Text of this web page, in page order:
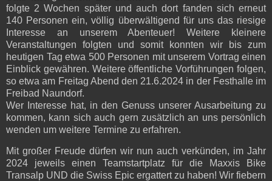
folgte 2 Wochen später und auch dort fanden sich erneut
140 Personen ein, völlig überwältigend für uns das riesige
Interesse an unserem Abenteuer! Weitere kleinere
Veranstaltungen folgten und somit konnten wir bis zum
heutigen Tag etwa 500 Personen mit unserem Vortrag einen
Einblick gewähren. Weitere öffentliche Vorführungen folgen,
so etwa am Freitag Abend den 21.6.2024 in der Festhalle im
Freibad Naundorf.
Wer Interesse hat, in den Genuss unserer Ausarbeitung zu
kommen, kann sich auch gern zusätzlich an uns persönlich
wenden um weitere Termine zu erfahren.
Mit großer Freude dürfen wir nun auch verkünden, im Jahr
2024 jeweils einen Teamstartplatz für die Maxxis Bike
Transalp UND die Swiss Epic ergattert zu haben! Wir fiebern